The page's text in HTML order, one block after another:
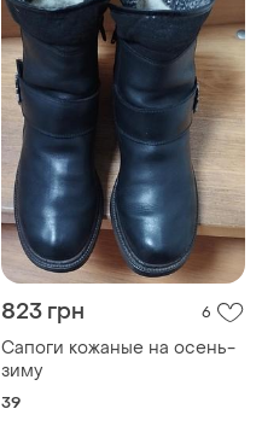
823 грн 6
Сапоги кожаные на осень-
зиму
39